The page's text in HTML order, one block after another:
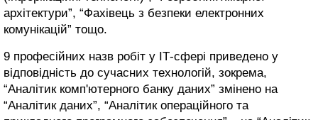
архітектури”, “Фахівець з безпеки електронних
комунікацій” тощо.
9 професійних назв робіт у ІТ-сфері приведено у
відповідність до сучасних технологій, зокрема,
“Аналітик комп'ютерного банку даних” змінено на
“Аналітик даних”, “Аналітик операційного та